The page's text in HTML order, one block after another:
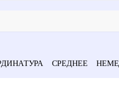
СРЕДНЕЕ